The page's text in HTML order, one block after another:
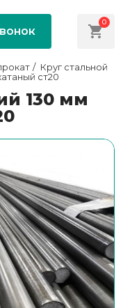
0
Круг стальной
ст20
130 мм